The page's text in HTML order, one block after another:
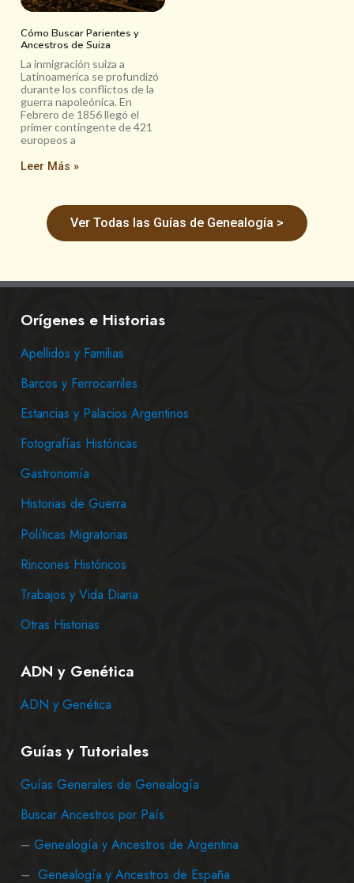
Cómo Buscar Parientes y
Ancestros de Suiza
La inmigración suiza a
Latinoamerica se profundizó
durante los conflictos de la
guerra napoleónica. En
Febrero de 1856 llegó el
primer contingente de 421
europeos a
Leer Más »
Ver Todas las Guías de Genealogía >
Orígenes e Historias
Apellidos y Familias
Barcos y Ferrocarriles
Estancias y Palacios Argentinos
Fotografías Históricas
Gastronomía
Historias de Guerra
Políticas Migratorias
Rincones Históricos
Trabajos y Vida Diaria
Otras Historias
ADN y Genética
ADN y Genética
Guías y Tutoriales
Guías Generales de Genealogía
Buscar Ancestros por País
– Genealogía y Ancestros de Argentina
– Genealogía y Ancestros de España